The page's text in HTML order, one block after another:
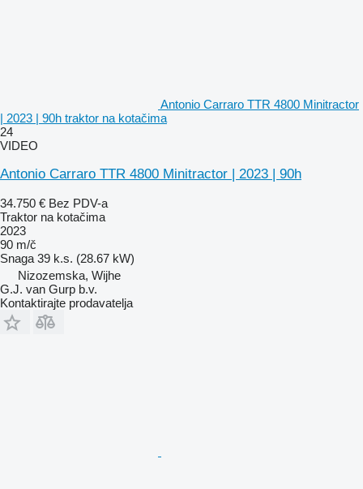
Antonio Carraro TTR 4800 Minitractor
| 2023 | 90h traktor na kotačima
24
VIDEO
Antonio Carraro TTR 4800 Minitractor | 2023 | 90h
34.750 € Bez PDV-a
Traktor na kotačima
2023
90 m/č
Snaga 39 k.s. (28.67 kW)
Nizozemska, Wijhe
G.J. van Gurp b.v.
Kontaktirajte prodavatelja